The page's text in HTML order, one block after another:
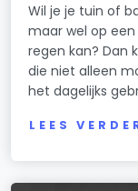
Wil je je tuin of
maar wel op
regen kan? Dan
die niet alleen
het dagelijks
LEES